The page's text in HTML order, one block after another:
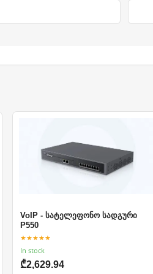
VoIP - სატელეფონო სადგური
P550
★★★★★
In stock
₾2,629.94